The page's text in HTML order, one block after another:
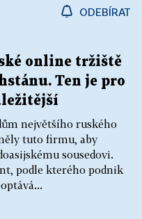
ODEBÍRAT
online tržiště
Ten je pro
největšího ruského
tuto firmu, aby
sousedovi.
podle kterého podnik